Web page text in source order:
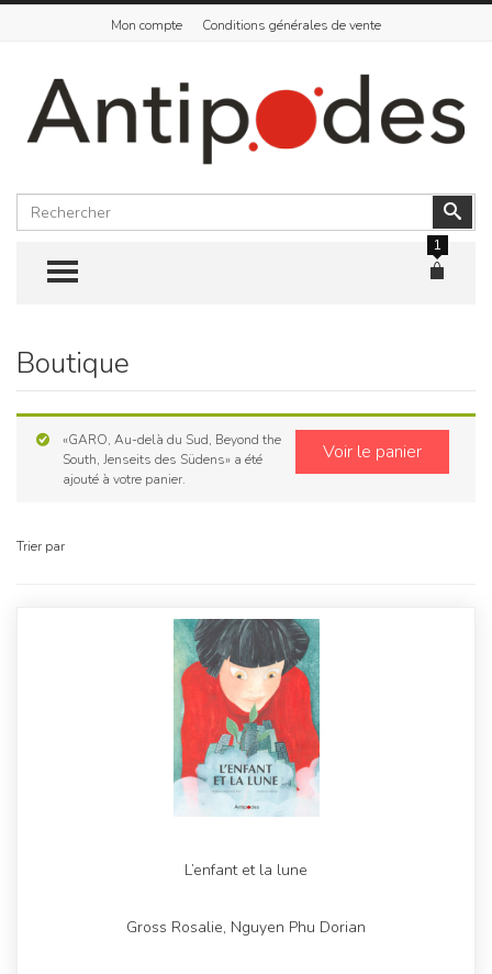
Mon compte Conditions générales de vente
Rechercher
TOGGLE MENU
1
Skip
content
Boutique
Voir le panier
«GARO, Au-delà du Sud, Beyond the
South, Jenseits des Südens» a été
ajouté à votre panier.
Trier par
L’enfant et la lune
Gross Rosalie, Nguyen Phu Dorian